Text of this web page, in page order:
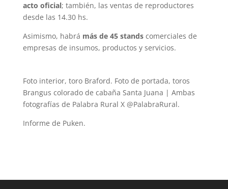
acto oficial; también, las ventas de reproductores
desde las 14.30 hs.
Asimismo, habrá más de 45 standscomerciales de
empresas de insumos, productos y servicios.
Foto interior, toro Braford. Foto de portada, toros
Brangus colorado de cabaña Santa Juana | Ambas
fotografías de Palabra Rural X @PalabraRural.
Informe de Puken.